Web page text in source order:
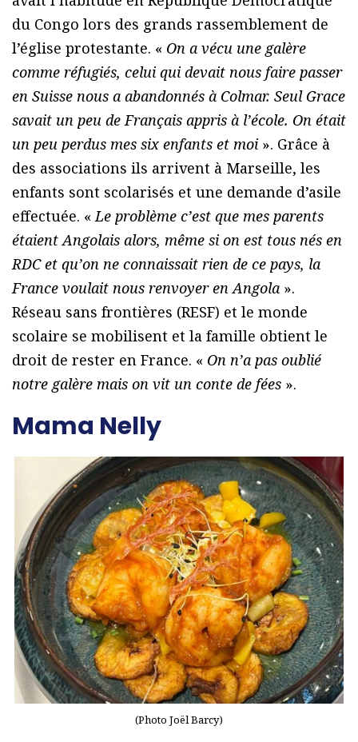
du Congo lors des grands rassemblement de
l’église protestante. « On a vécu une galère
comme réfugiés, celui qui devait nous faire passer
en Suisse nous a abandonnés à Colmar. Seul Grace
savait un peu de Français appris à l’école. On était
un peu perdus mes six enfants et moi ». Grâce à
des associations ils arrivent à Marseille, les
enfants sont scolarisés et une demande d’asile
effectuée. «Le problème c’est que mes parents
étaient Angolais alors, même si on est tous nés en
RDC et qu’on ne connaissait rien de ce pays, la
France voulait nous renvoyer en Angola ».
Réseau sans frontières (RESF) et le monde
scolaire se mobilisent et la famille obtient le
droit de rester en France. « On n’a pas oublié
notre galère mais on vit un conte de fées ».
Mama Nelly
(Photo Joël Barcy)